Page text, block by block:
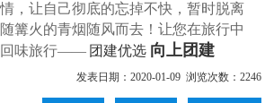
，让自己彻底的忘掉不快，暂时脱离
篝火的青烟随风而去！让您在旅行中
回味旅行—— 团建优选 向上团建
发表日期：2020-01-09 浏览次数：2246